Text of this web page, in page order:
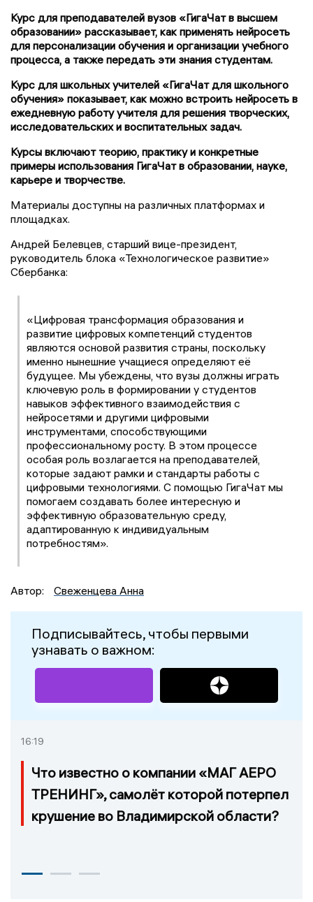
Курс для преподавателей вузов «ГигаЧат в высшем
образовании» рассказывает, как применять нейросеть
для персонализации обучения и организации учебного
процесса, а также передать эти знания студентам.
Курс для школьных учителей «ГигаЧат для школьного
обучения» показывает, как можно встроить нейросеть в
ежедневную работу учителя для решения творческих,
исследовательских и воспитательных задач.
Курсы включают теорию, практику и конкретные
примеры использования ГигаЧат в образовании, науке,
карьере и творчестве.
Материалы доступны на различных платформах и
площадках.
Андрей Белевцев, старший вице-президент,
руководитель блока «Технологическое развитие»
Сбербанка:
«Цифровая трансформация образования и
развитие цифровых компетенций студентов
являются основой развития страны, поскольку
именно нынешние учащиеся определяют её
будущее. Мы убеждены, что вузы должны играть
ключевую роль в формировании у студентов
навыков эффективного взаимодействия с
нейросетями и другими цифровыми
инструментами, способствующими
профессиональному росту. В этом процессе
особая роль возлагается на преподавателей,
которые задают рамки и стандарты работы с
цифровыми технологиями. С помощью ГигаЧат мы
помогаем создавать более интересную и
эффективную образовательную среду,
адаптированную к индивидуальным
потребностям».
Автор: Свеженцева Анна
Подписывайтесь, чтобы первыми
узнавать о важном:
16:19
Что известно о компании «МАГ АЕРО
ТРЕНИНГ», самолёт которой потерпел
крушение во Владимирской области?